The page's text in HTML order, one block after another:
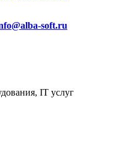
soft.ru
IT услуг